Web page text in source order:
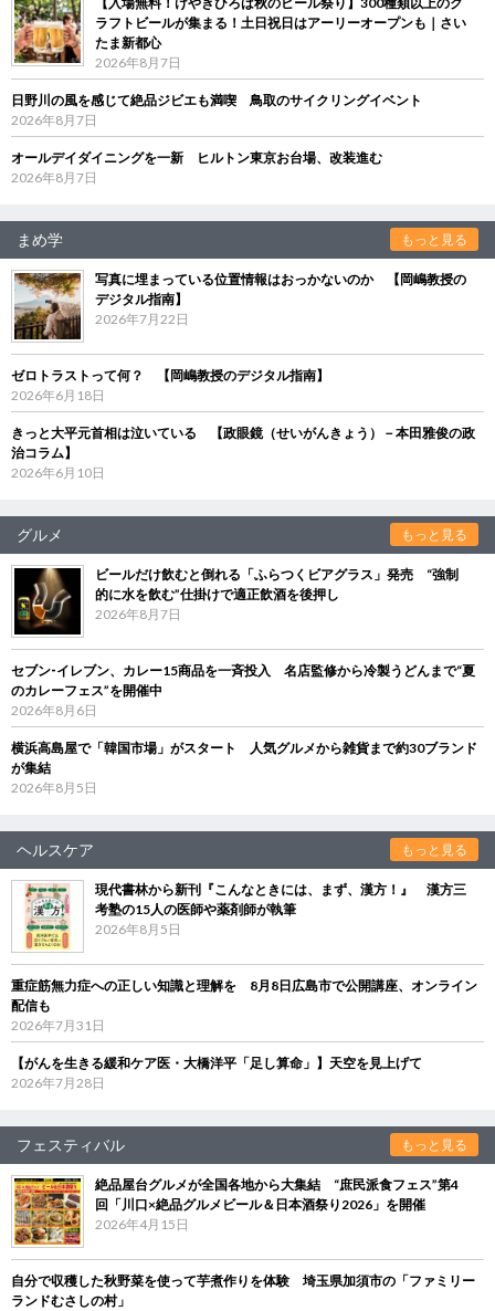
ラフトビールが集まる！土日祝日はアーリーオープンも｜さい
たま新都心
2026年8月7日
日野川の風を感じて絶品ジビエも満喫 鳥取のサイクリングイベント
2026年8月7日
オールデイダイニングを一新 ヒルトン東京お台場、改装進む
2026年8月7日
まめ学 もっと見る
写真に埋まっている位置情報はおっかないのか 【岡嶋教授の
デジタル指南】
2026年7月22日
ゼロトラストって何？ 【岡嶋教授のデジタル指南】
2026年6月18日
きっと大平元首相は泣いている 【政眼鏡（せいがんきょう）－本田雅俊の政
治コラム】
2026年6月10日
グルメ もっと見る
ビールだけ飲むと倒れる「ふらつくビアグラス」発売 “強制
的に水を飲む”仕掛けで適正飲酒を後押し
2026年8月7日
セブン‐イレブン、カレー15商品を一斉投入 名店監修から冷製うどんまで“夏
のカレーフェス”を開催中
2026年8月6日
横浜高島屋で「韓国市場」がスタート 人気グルメから雑貨まで約30ブランド
が集結
2026年8月5日
ヘルスケア もっと見る
現代書林から新刊『こんなときには、まず、漢方！』 漢方三
考塾の15人の医師や薬剤師が執筆
2026年8月5日
重症筋無力症への正しい知識と理解を 8月8日広島市で公開講座、オンライン
配信も
2026年7月31日
【がんを生きる緩和ケア医・大橋洋平「足し算命」】天空を見上げて
2026年7月28日
フェスティバル もっと見る
絶品屋台グルメが全国各地から大集結 “庶民派食フェス”第4
回「川口×絶品グルメビール＆日本酒祭り2026」を開催
2026年4月15日
自分で収穫した秋野菜を使って芋煮作りを体験 埼玉県加須市の「ファミリー
ランドむさしの村」